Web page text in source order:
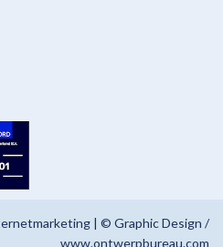
| © Graphic Design /
www.ontwerpbureau.com